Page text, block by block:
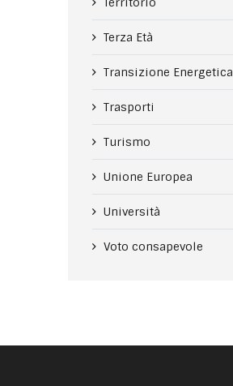
Terza Età
Transizione Energetica
Trasporti
Turismo
Unione Europea
Università
Voto consapevole